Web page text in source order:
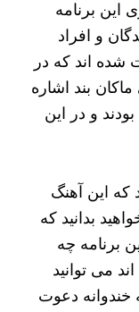
این برنامه
و افراد
شده اند که در
بند اشاره
و در این
که این آهنگ
بدانید که
برنامه چه
می توانید
خندوانه دعوت